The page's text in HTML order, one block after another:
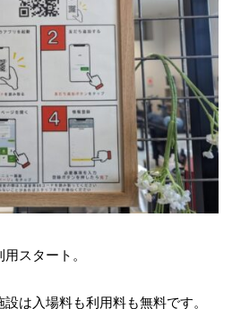
スタート。
は入場料も利用料も無料です。